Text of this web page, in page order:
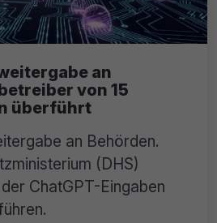
an
von 15
überführt
an Behörden.
(DHS)
ChatGPT-Eingaben